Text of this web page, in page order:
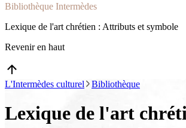
Bibliothèque Intermèdes
Lexique de l'art chrétien : Attributs et symbole
Revenir en haut
L'Intermèdes culturel Bibliothèque
Lexique de l'art